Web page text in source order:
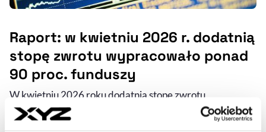
Raport: w kwietniu 2026 r. dodatnią
stopę zwrotu wypracowało ponad
90 proc. funduszy
W kwietniu 2026 roku dodatnią stopę zwrotu
wypracowało ponad 90 proc. analizowanych funduszy
inwestycyjnych – podał w raporcie portal Analizy.pl. Jak